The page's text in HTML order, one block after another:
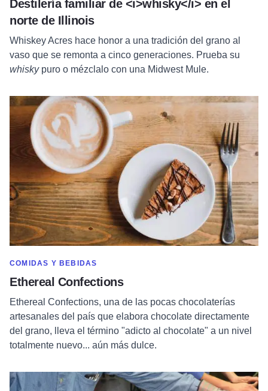
Destilería familiar de <i>whisky</i> en el
norte de Illinois
Whiskey Acres hace honor a una tradición del grano al
vaso que se remonta a cinco generaciones. Prueba su
whiskypuro o mézclalo con una Midwest Mule.
MOSTRAR MÁS EN CATEGORÍA DE
COMIDAS Y BEBIDAS
Ethereal Confections
Ethereal Confections, una de las pocas chocolaterías
artesanales del país que elabora chocolate directamente
del grano, lleva el término "adicto al chocolate" a un nivel
totalmente nuevo... aún más dulce.
Leer más sobre Ethereal Confections
Leer más sobre Estudio y galería de arte en vidrio de